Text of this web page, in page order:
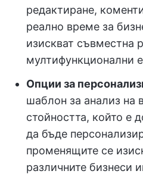
редактиране,
реално време за
изискват съвместна
мултифункционални
Опции за
шаблон за анализ на
стойността, който е
да бъде
променящите се
различните бизнеси